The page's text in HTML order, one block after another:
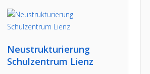
Neustrukturierung
Schulzentrum Lienz